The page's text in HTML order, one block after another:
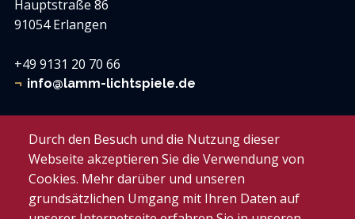
Hauptstraße 86
91054 Erlangen
+49 9131 20 70 66
info@lamm-lichtspiele.de
Lamm-Lichtspiele
Das Lamm muss laufen e.V.
Durch den Besuch und die Nutzung dieser
Webseite akzeptieren Sie die Verwendung von
Cookies. Mehr darüber und unseren
grundsätzlichen Umgang mit Ihren Daten auf